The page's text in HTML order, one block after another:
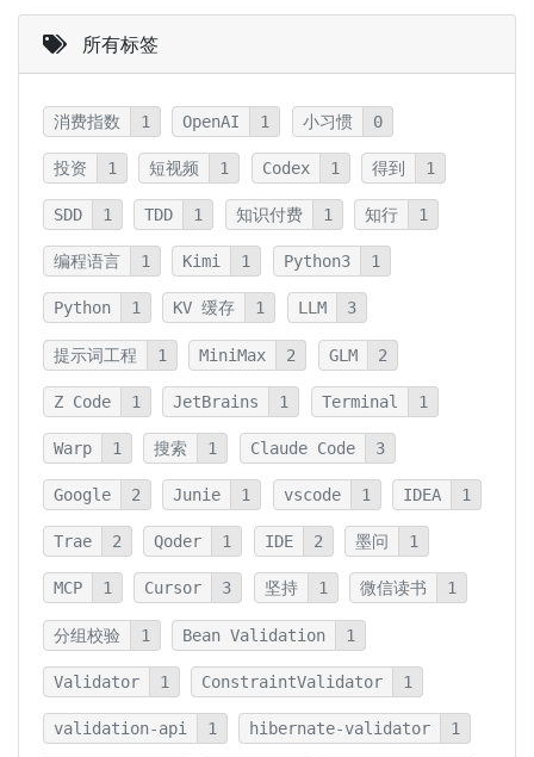
所有标签
消费指数 1 OpenAI 1 小习惯 0
投资 1 短视频 1 Codex 1 得到 1
SDD 1 TDD 1 知识付费 1 知行 1
编程语言 1 Kimi 1 Python3 1
Python 1 KV 缓存 1 LLM 3
提示词工程 1 MiniMax 2 GLM 2
Z Code 1 JetBrains 1 Terminal 1
Warp 1 搜索 1 Claude Code 3
Google 2 Junie 1 vscode 1 IDEA 1
Trae 2 Qoder 1 IDE 2 墨问 1
MCP 1 Cursor 3 坚持 1 微信读书 1
分组校验 1 Bean Validation 1
Validator 1 ConstraintValidator 1
validation-api 1 hibernate-validator 1